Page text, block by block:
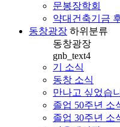
문봉장학회
약대건축기금
동창광장 하위분류
동창광장
gnb_text4
기 소식
동창 소식
만나고 싶었습
졸업 50주년 소
졸업 30주년 소